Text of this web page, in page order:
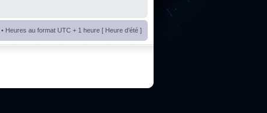
• Heures au format UTC + 1 heure [ Heure d’été ]